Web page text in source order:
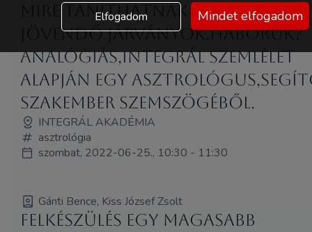
Mire taníthatnak az elmúlt, s
jövendő járványok,háborúk?
Analógiás,integrál szemlélet
alapján egy
szakember szemszögéből.
INTEGRÁL AKADÉMIA
asztrológia
szombat, 2022-06-25., 10:30 - 11:30
Gánti Bence, Kiss József Zsolt
Felkészülés egy magasabb
Elfogadom Mindet elfogadom